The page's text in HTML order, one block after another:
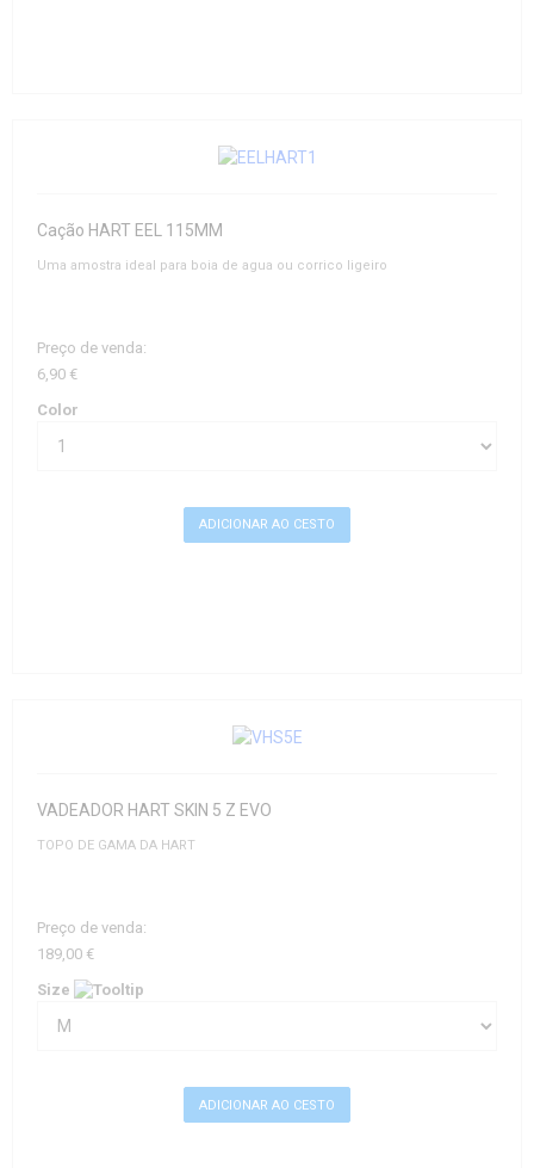
Cação HART EEL 115MM
Uma amostra ideal para boia de agua ou corrico ligeiro
Preço de venda:
6,90 €
Color
VADEADOR HART SKIN 5 Z EVO
TOPO DE GAMA DA HART
Preço de venda:
189,00 €
Size